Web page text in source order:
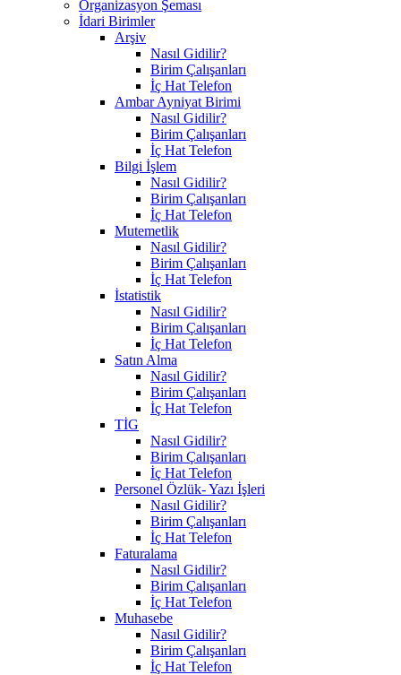
Organizasyon Şeması
İdari Birimler
Arşiv
Nasıl Gidilir?
Birim Çalışanları
İç Hat Telefon
Ambar Ayniyat Birimi
Nasıl Gidilir?
Birim Çalışanları
İç Hat Telefon
Bilgi İşlem
Nasıl Gidilir?
Birim Çalışanları
İç Hat Telefon
Mutemetlik
Nasıl Gidilir?
Birim Çalışanları
İç Hat Telefon
İstatistik
Nasıl Gidilir?
Birim Çalışanları
İç Hat Telefon
Satın Alma
Nasıl Gidilir?
Birim Çalışanları
İç Hat Telefon
TİG
Nasıl Gidilir?
Birim Çalışanları
İç Hat Telefon
Personel Özlük- Yazı İşleri
Nasıl Gidilir?
Birim Çalışanları
İç Hat Telefon
Faturalama
Nasıl Gidilir?
Birim Çalışanları
İç Hat Telefon
Muhasebe
Nasıl Gidilir?
Birim Çalışanları
İç Hat Telefon